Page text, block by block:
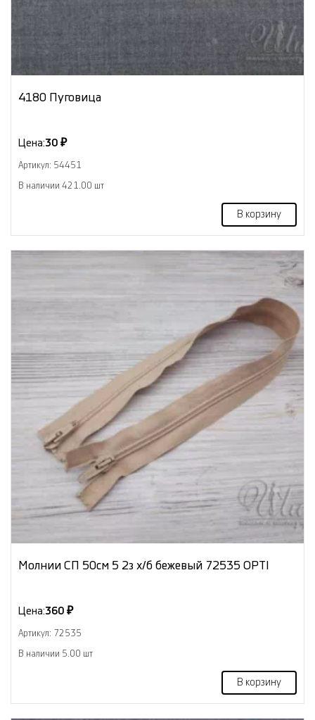
4180 Пуговица
Цена:30 ₽
Артикул: 54451
В наличии 421.00 шт
В корзину
Молнии СП 50см 5 2з х/б бежевый 72535 OPTI
Цена:360 ₽
Артикул: 72535
В наличии 5.00 шт
В корзину